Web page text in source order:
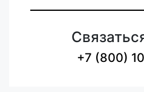
+7 (800)